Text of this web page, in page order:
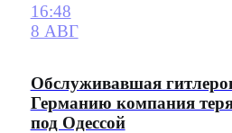
16:48
8 АВГ
Обслуживавшая
Германию компания
под Одессой